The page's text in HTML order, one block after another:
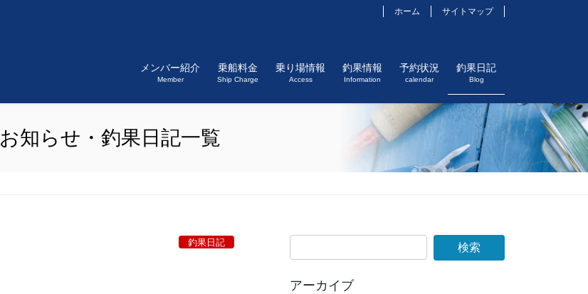
ホーム サイトマップ
メンバー紹介
Member
乗船料金
Ship Charge
乗り場情報
Access
釣果情報
Information
予約状況
calendar
釣果日記
Blog
お知らせ・釣果日記一覧
釣果日記
アーカイブ